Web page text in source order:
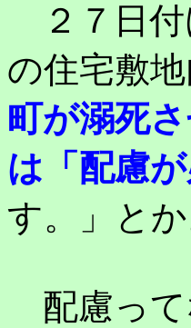
２７日付
の住宅敷
町が溺死
は「配慮
す。」とか
配慮って